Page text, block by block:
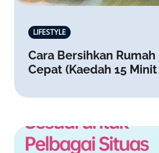
LIFESTYLE
Cara Bersihkan Rumah
Cepat (Kaedah 15